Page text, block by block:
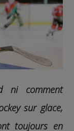
ni comment
sur glace,
toujours en